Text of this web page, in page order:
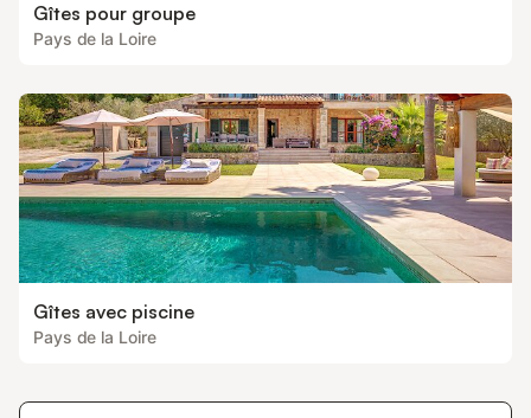
Gîtes pour groupe
Pays de la Loire
Gîtes avec piscine
Pays de la Loire